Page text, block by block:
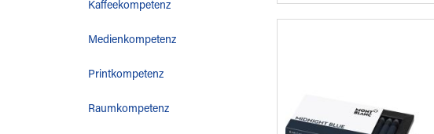
Kaffeekompetenz
Medienkompetenz
Printkompetenz
Raumkompetenz